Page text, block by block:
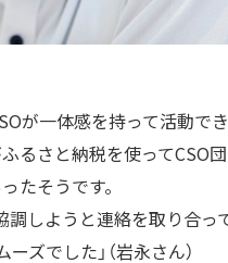
が一体感を持って活動で
るさと納税を使ってCSO
たそうです。
しようと連絡を取り合っ
でした」（岩永さん）